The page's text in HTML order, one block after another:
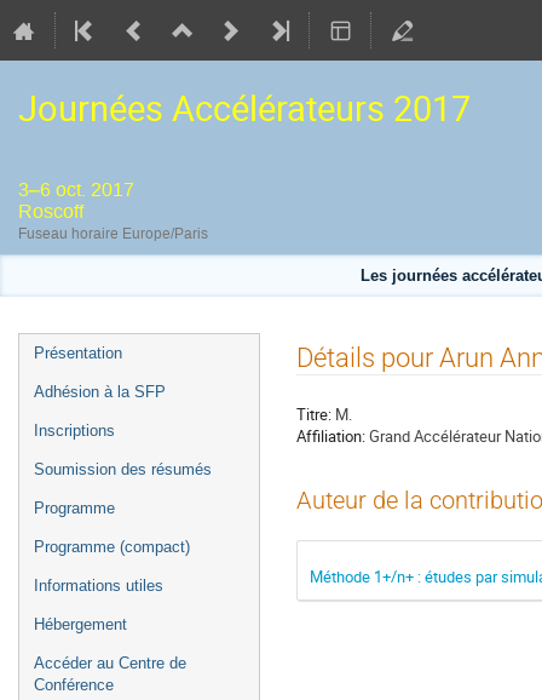
Journées Accélérateurs 2017
3–6 oct. 2017
Roscoff
Fuseau horaire Europe/Paris
Les journées
Menu
de
Présentation
Adhésion à la SFP
Inscriptions
Soumission des résumés
Programme
Programme (compact)
Informations utiles
Hébergement
Accéder au Centre de
Conférence
Détails pour Arun
Titre: M.
Affiliation:Grand Accélérateur
Auteur de la
Méthode 1+/n+ : études par